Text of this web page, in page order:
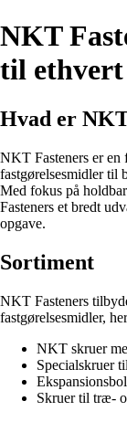
NKT
til
Hvad er
NKT Fasteners er en
fastgørelsesmidler til
Med fokus på
Fasteners et bredt
opgave.
Sortiment
NKT Fasteners
fastgørelsesmidler,
NKT skruer
Specialskruer
Skruer til træ-